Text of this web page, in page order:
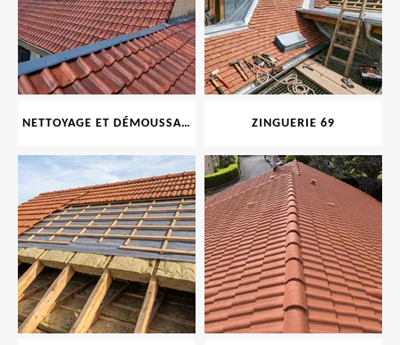
NETTOYAGE ET DÉMOUSSAGE DE TOITURE ET FAÇADE 69 ZINGUERIE 69